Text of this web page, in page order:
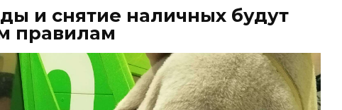
и снятие наличных будут
правилам